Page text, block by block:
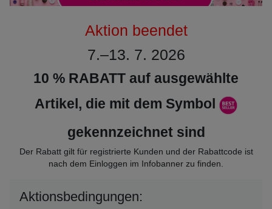
Aktion beendet
7.–13. 7. 2026
10 % RABATT auf ausgewählte
Artikel, die mit dem Symbol
gekennzeichnet sind
Der Rabatt gilt für registrierte Kunden und der Rabattcode ist
nach dem Einloggen im Infobanner zu finden.
Aktionsbedingungen: